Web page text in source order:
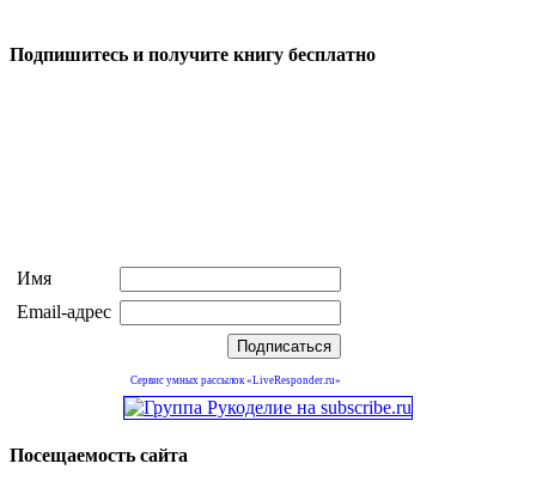
Подпишитесь и получите книгу бесплатно
Имя
Email-адрес
Сервис умных рассылок «LiveResponder.ru»
Посещаемость сайта